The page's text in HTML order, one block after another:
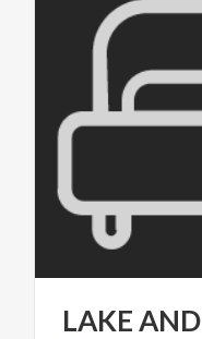
LAKEAND